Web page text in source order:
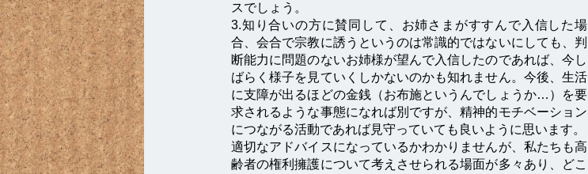
スでしょう。
3.知り合いの方に賛同して、お姉さまがすすんで入信した場
合、会合で宗教に誘うというのは常識的ではないにしても、判
断能力に問題のないお姉様が望んで入信したのであれば、今し
ばらく様子を見ていくしかないのかも知れません。今後、生活
に支障が出るほどの金銭（お布施というんでしょうか…）を要
求されるような事態になれば別ですが、精神的モチベーション
につながる活動であれば見守っていても良いように思います。
適切なアドバイスになっているかわかりませんが、私たちも高
齢者の権利擁護について考えさせられる場面が多々あり、どこ